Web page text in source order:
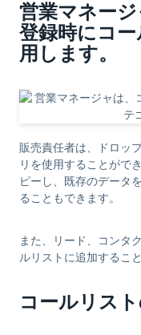
営業マネー
登録時にコ
用します。
販売責任者は、ドロッ
リを使用することがで
ピーし、既存のデータ
ることもできます。
また、リード、コンタ
ルリストに追加するこ
コールリス